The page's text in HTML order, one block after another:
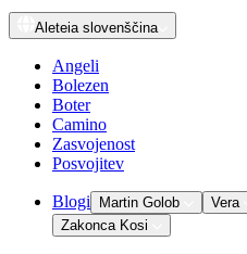
Aleteia slovenščina
Angeli
Bolezen
Boter
Camino
Zasvojenost
Posvojitev
Blogi Martin Golob Vera
Zakonca Kosi